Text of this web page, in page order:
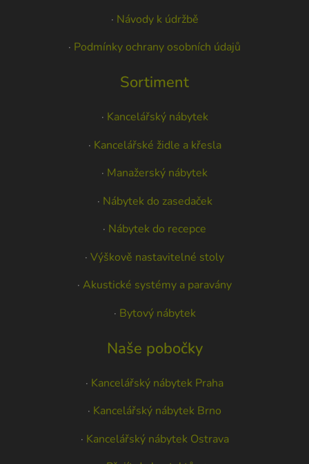
· Návody k údržbě
· Podmínky ochrany osobních údajů
Sortiment
· Kancelářský nábytek
· Kancelářské židle a křesla
· Manažerský nábytek
· Nábytek do zasedaček
· Nábytek do recepce
· Výškově nastavitelné stoly
· Akustické systémy a paravány
· Bytový nábytek
Naše pobočky
· Kancelářský nábytek Praha
· Kancelářský nábytek Brno
· Kancelářský nábytek Ostrava